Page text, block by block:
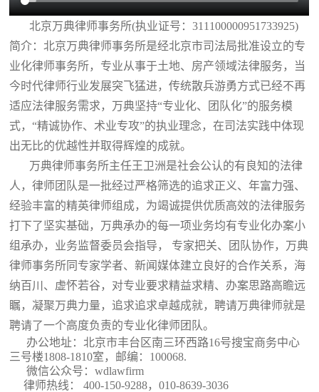
北京万典律师事务所(执业证号：311100000951733925)
简介：北京万典律师事务所是经北京市司法局批准设立的专
业化律师事务所，专业从事于土地、房产领域法律服务，当
今时代律师行业发展突飞猛进，传统散兵游勇方式已经不再
适应法律服务需求，万典坚持“专业化、团队化”的服务模
式，“精诚协作、术业专攻”的执业理念，在司法实践中体现
出无比的优越性并取得辉煌的成就。
万典律师事务所主任王卫洲是社会公认的有良知的法律
人，律师团队是一批经过严格筛选的追求正义、年富力强、
经验丰富的精英律师组成，为竭诚提供优质高效的法律服务
打下了坚实基础，万典承办的每一项业务均有专业化办案小
组承办，业务监督委员会指导， 专家把关、团队协作，万典
律师事务所同专家学者、新闻媒体建立良好的合作关系，海
纳百川、虚怀若谷，对专业要求精益求精、办案思路高瞻远
瞩，凝聚万典力量，追求追求卓越成就，聘请万典律师就是
聘请了一个高度负责的专业化律师团队。
办公地址：北京市丰台区南三环西路16号搜宝商务中心
三号楼1808-1810室 ，邮编：100068.
微信公众号：wdlawfirm
律师热线： 400-150-9288，010-8639-3036